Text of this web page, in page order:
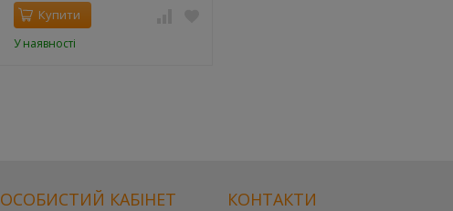
Купити
У наявності
ОСОБИСТИЙ КАБІНЕТ КОНТАКТИ